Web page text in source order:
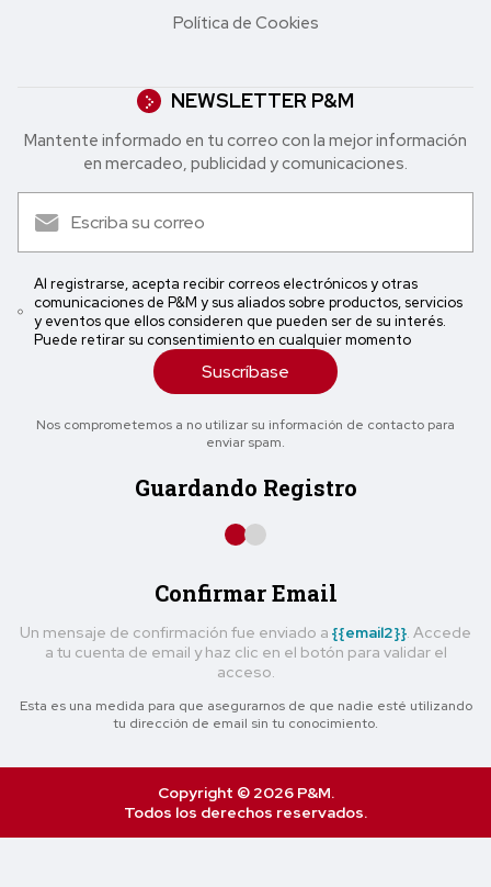
Política de Cookies
NEWSLETTER P&M
Mantente informado en tu correo con la mejor in formación
en mercadeo, publicidad y comunicaciones.
Al registrarse, acepta recibir correos electrónicos y otras
comunicaciones de P&M y sus aliados sobre productos, servicios
y eventos que ellos consideren que pueden ser de su interés.
Puede retirar su consentimiento en cualquier momento
Suscríbase
Nos comprometemos a no utilizar su información de contacto para
enviar spam.
Guardando Registro
Confirmar Email
Un mensaje de confirmación fue enviado a {{email2}}. Accede
a tu cuenta de email y haz clic en el botón para validar el
acceso.
Esta es una medida para que asegurarnos de que nadie esté utilizando
tu dirección de email sin tu conocimiento.
Copyright © 2026 P&M.
Todos los derechos reservados.